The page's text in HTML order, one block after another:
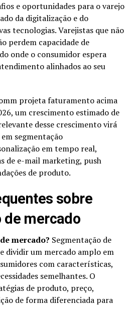
e oportunidades para o varejo
da digitalização e do
tecnologias. Varejistas que não
perdem capacidade de
onde o consumidor espera
alinhados ao seu
projeta faturamento acima
um crescimento estimado de
desse crescimento virá
segmentação
em tempo real,
de e-mail marketing, push
de produto.
sobre
de mercado
mercado? Segmentação de
dividir um mercado amplo em
com características,
semelhantes. O
de produto, preço,
de forma diferenciada para